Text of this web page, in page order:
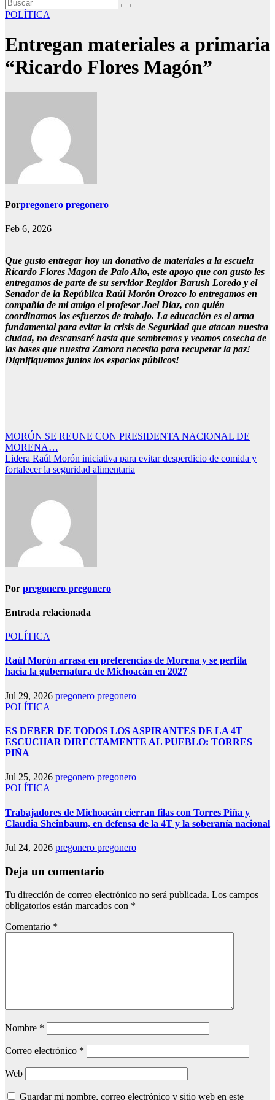
POLÍTICA
Entregan materiales a primaria
“Ricardo Flores Magón”
Porpregonero pregonero
Feb 6, 2026
Que gusto entregar hoy un donativo de materiales a la escuela
Ricardo Flores Magon de Palo Alto, este apoyo que con gusto les
entregamos de parte de su servidor Regidor Barush Loredo y el
Senador de la República Raúl Morón Orozco lo entregamos en
compañía de mi amigo el profesor Joel Diaz, con quién
coordinamos los esfuerzos de trabajo. La educación es el arma
fundamental para evitar la crisis de Seguridad que atacan nuestra
ciudad, no descansaré hasta que sembremos y veamos cosecha de
las bases que nuestra Zamora necesita para recuperar la paz!
Dignifiquemos juntos los espacios públicos!
Navegación
de
entradas
MORÓN SE REUNE CON PRESIDENTA NACIONAL DE
MORENA…
Lidera Raúl Morón iniciativa para evitar desperdicio de comida y
fortalecer la seguridad alimentaria
Por pregonero pregonero
Entrada relacionada
POLÍTICA
Raúl Morón arrasa en preferencias de Morena y se perfila
hacia la gubernatura de Michoacán en 2027
Jul 29, 2026 pregonero pregonero
POLÍTICA
ES DEBER DE TODOS LOS ASPIRANTES DE LA 4T
ESCUCHAR DIRECTAMENTE AL PUEBLO: TORRES
PIÑA
Jul 25, 2026 pregonero pregonero
POLÍTICA
Trabajadores de Michoacán cierran filas con Torres Piña y
Claudia Sheinbaum, en defensa de la 4T y la soberanía nacional
Jul 24, 2026 pregonero pregonero
Deja un comentario
Tu dirección de correo electrónico no será publicada. Los campos
obligatorios están marcados con *
Comentario *
Nombre *
Correo electrónico *
Web
Guardar mi nombre, correo electrónico y sitio web en este